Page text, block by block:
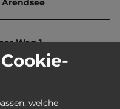
Weg 1
arendsee.de
welche